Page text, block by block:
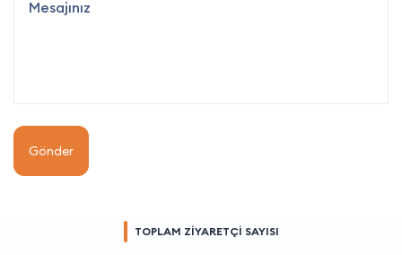
Gönder
TOPLAM ZİYARETÇİ SAYISI